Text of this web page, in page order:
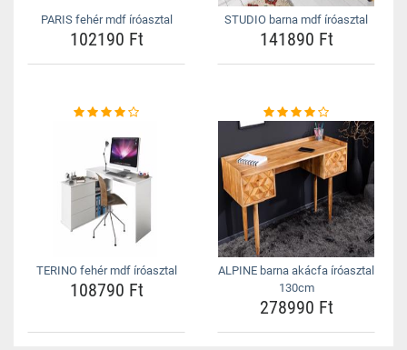
PARIS fehér mdf íróasztal
102190 Ft
STUDIO barna mdf íróasztal
141890 Ft
TERINO fehér mdf íróasztal
108790 Ft
ALPINE barna akácfa íróasztal
130cm
278990 Ft